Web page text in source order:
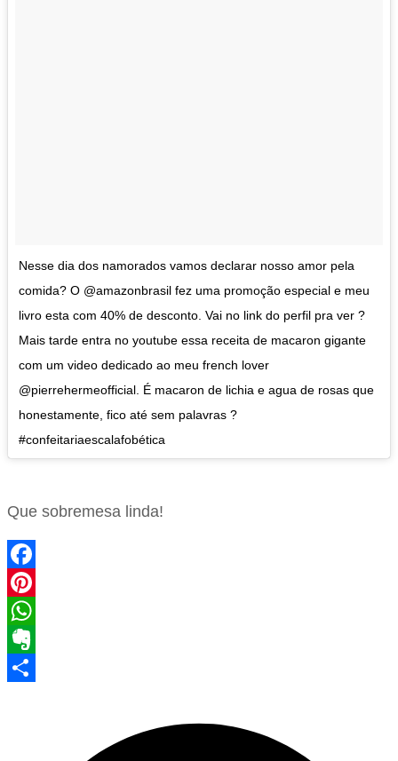
Nesse dia dos namorados vamos declarar nosso amor pela
comida? O @amazonbrasil fez uma promoção especial e meu
livro esta com 40% de desconto. Vai no link do perfil pra ver ?
Mais tarde entra no youtube essa receita de macaron gigante
com um video dedicado ao meu french lover
@pierrehermeofficial. É macaron de lichia e agua de rosas que
honestamente, fico até sem palavras ?
#confeitariaescalafobética
Que sobremesa linda!
Facebook
Pinterest
WhatsApp
Evernote